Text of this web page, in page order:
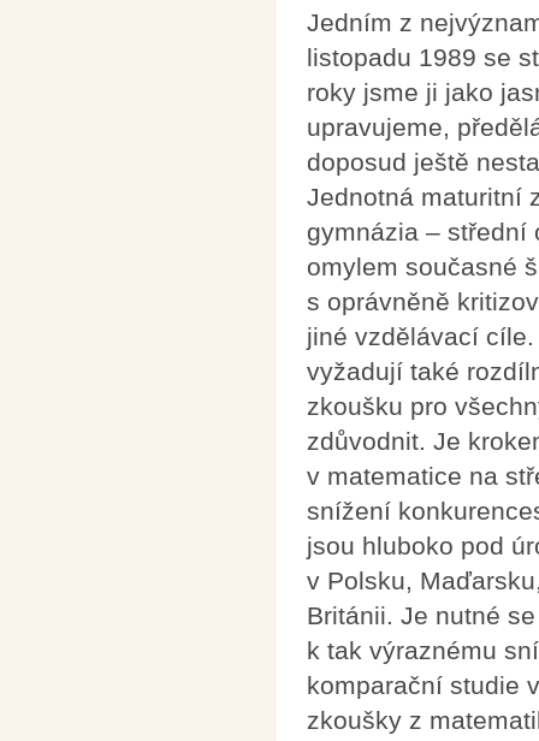
Jedním z
listopadu 1989 se
roky jsme ji jako
upravujeme,
doposud ještě
Jednotná maturitní
gymnázia – střední
omylem současné
s oprávněně
jiné vzdělávací
vyžadují také
zkoušku pro
zdůvodnit. Je
v matematice na
snížení
jsou hluboko pod
v Polsku,
Británii. Je nutné
k tak výraznému
komparační studie
zkoušky z